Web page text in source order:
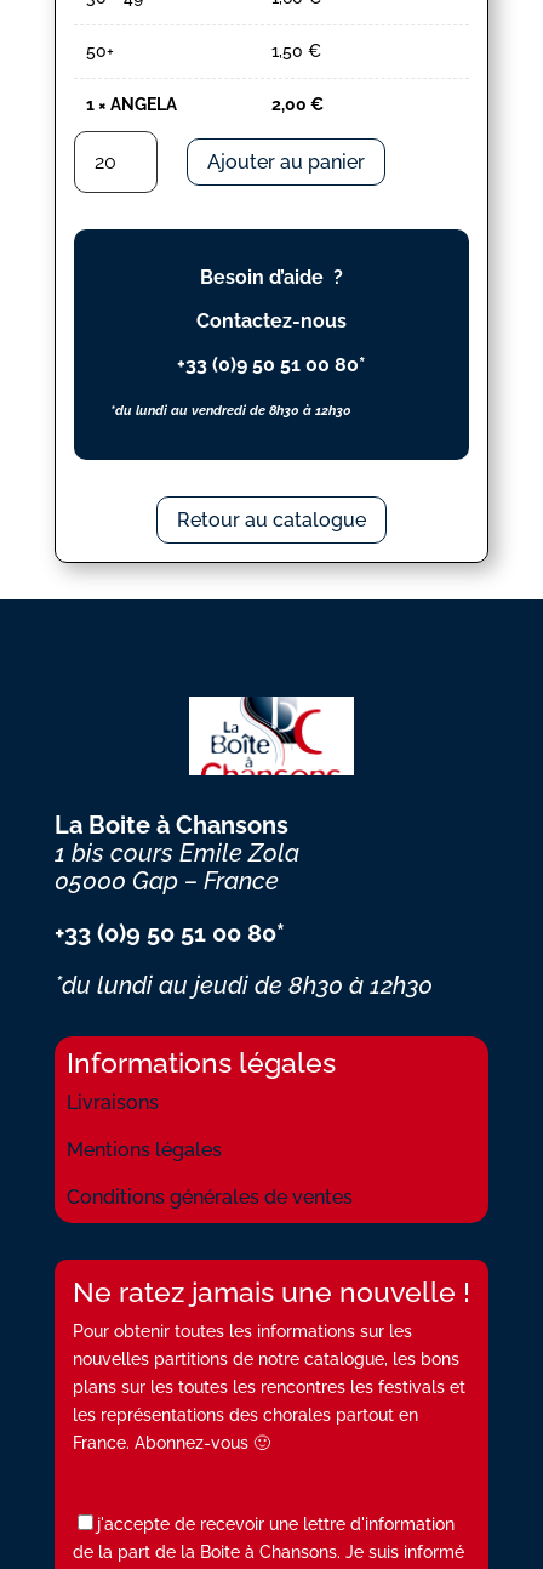
50+ 1,50 €
1× ANGELA 2,00 €
quantité
ANGELA
Ajouter au panier
Besoin d’aide ?
Contactez-nous
+33 (0)9 50 51 00 80*
*du lundi au vendredi de 8h30 à 12h30
Retour au catalogue
La Boite à Chansons
1 bis cours Emile Zola
05000 Gap – France
+33 (0)9 50 51 00 80*
*du lundi au jeudi de 8h30 à 12h30
Informations légales
Livraisons
Mentions légales
Conditions générales de ventes
Ne ratez jamais une nouvelle !
Pour obtenir toutes les informations sur les
nouvelles partitions de notre catalogue, les bons
plans sur les toutes les rencontres les festivals et
les représentations des chorales partout en
France. Abonnez-vous 🙂
j'accepte de recevoir une lettre d'information
de la part de la Boite à Chansons. Je suis informé